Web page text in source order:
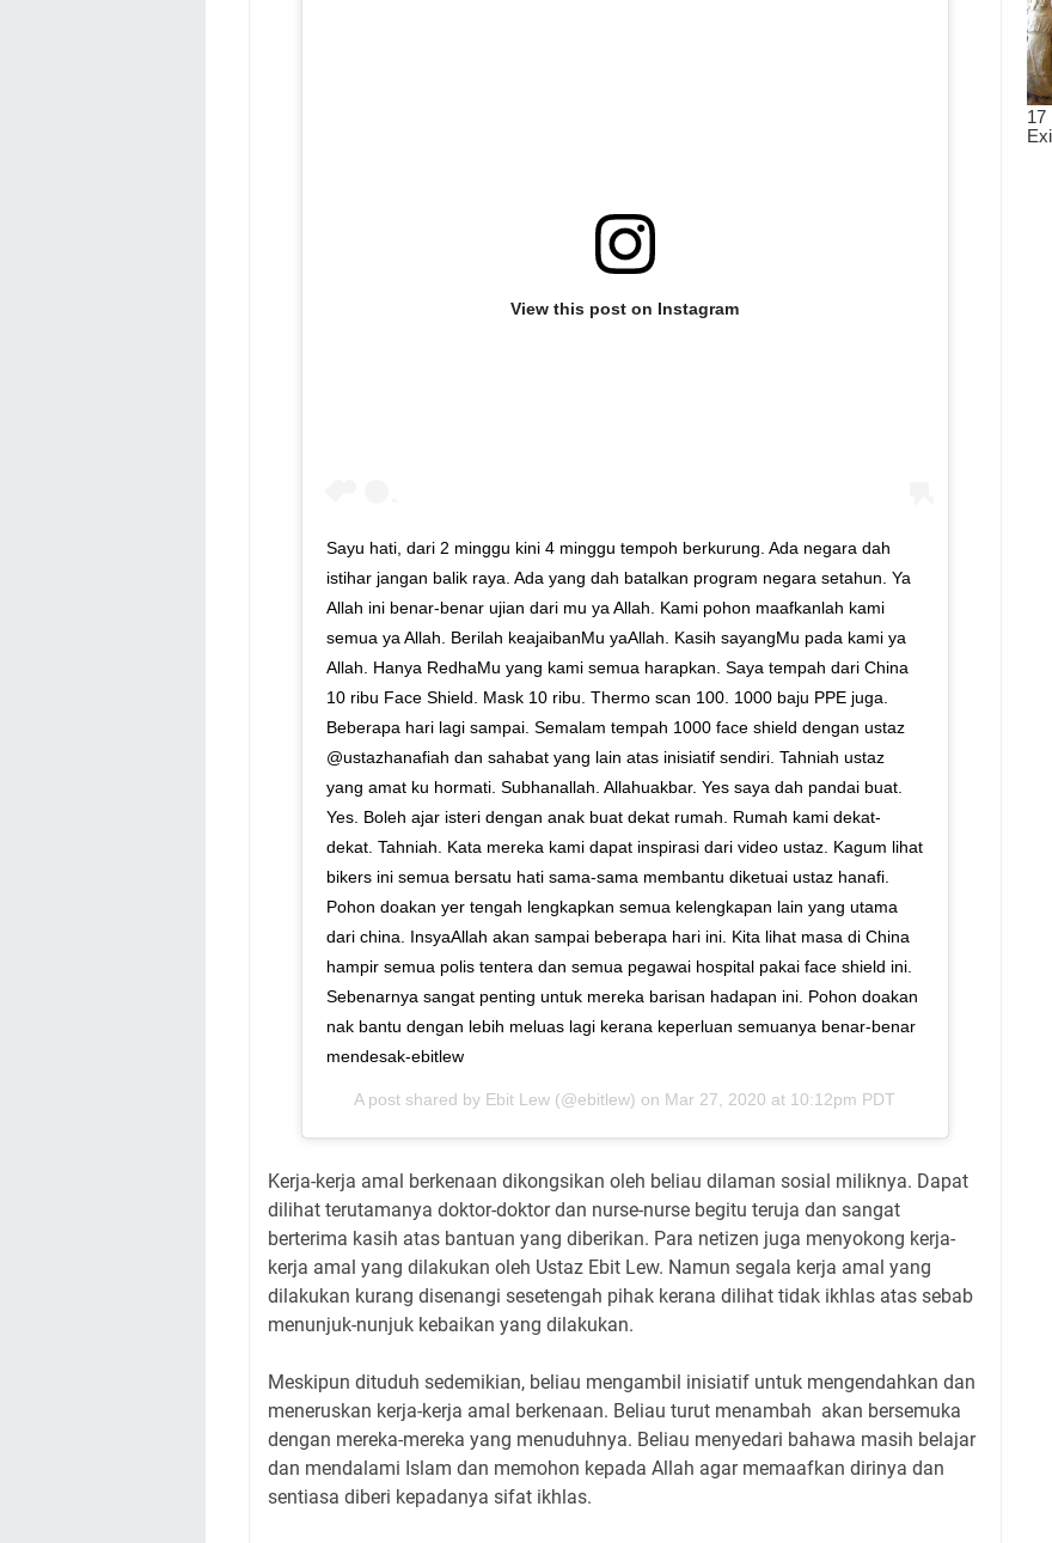
View this post on Instagram
Sayu hati, dari 2 minggu kini 4 minggu tempoh berkurung. Ada negara dah
istihar jangan balik raya. Ada yang dah batalkan program negara setahun. Ya
Allah ini benar-benar ujian dari mu ya Allah. Kami pohon maafkanlah kami
semua ya Allah. Berilah keajaibanMu yaAllah. Kasih sayangMu pada kami ya
Allah. Hanya RedhaMu yang kami semua harapkan. Saya tempah dari China
10 ribu Face Shield. Mask 10 ribu. Thermo scan 100. 1000 baju PPE juga.
Beberapa hari lagi sampai. Semalam tempah 1000 face shield dengan ustaz
@ustazhanafiah dan sahabat yang lain atas inisiatif sendiri. Tahniah ustaz
yang amat ku hormati. Subhanallah. Allahuakbar. Yes saya dah pandai buat.
Yes. Boleh ajar isteri dengan anak buat dekat rumah. Rumah kami dekat-
dekat. Tahniah. Kata mereka kami dapat inspirasi dari video ustaz. Kagum lihat
bikers ini semua bersatu hati sama-sama membantu diketuai ustaz hanafi.
Pohon doakan yer tengah lengkapkan semua kelengkapan lain yang utama
dari china. InsyaAllah akan sampai beberapa hari ini. Kita lihat masa di China
hampir semua polis tentera dan semua pegawai hospital pakai face shield ini.
Sebenarnya sangat penting untuk mereka barisan hadapan ini. Pohon doakan
nak bantu dengan lebih meluas lagi kerana keperluan semuanya benar-benar
mendesak-ebitlew
A post shared by Ebit Lew (@ebitlew) on Mar 27, 2020 at 10:12pm PDT
Kerja-kerja amal berkenaan dikongsikan oleh beliau dilaman sosial miliknya. Dapat
dilihat terutamanya doktor-doktor dan nurse-nurse begitu teruja dan sangat
berterima kasih atas bantuan yang diberikan. Para netizen juga menyokong kerja-
kerja amal yang dilakukan oleh Ustaz Ebit Lew. Namun segala kerja amal yang
dilakukan kurang disenangi sesetengah pihak kerana dilihat tidak ikhlas atas sebab
menunjuk-nunjuk kebaikan yang dilakukan.
Meskipun dituduh sedemikian, beliau mengambil inisiatif untuk mengendahkan dan
meneruskan kerja-kerja amal berkenaan. Beliau turut menambah akan bersemuka
dengan mereka-mereka yang menuduhnya. Beliau menyedari bahawa masih belajar
dan mendalami Islam dan memohon kepada Allah agar memaafkan dirinya dan
sentiasa diberi kepadanya sifat ikhlas.